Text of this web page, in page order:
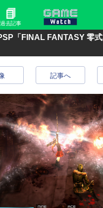
過去記事
「FINAL FANTASY 零式
記事へ